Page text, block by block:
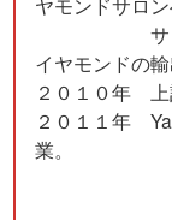
サロンに
イヤモンドの輸
２０１０年 上
２０１１年
業。